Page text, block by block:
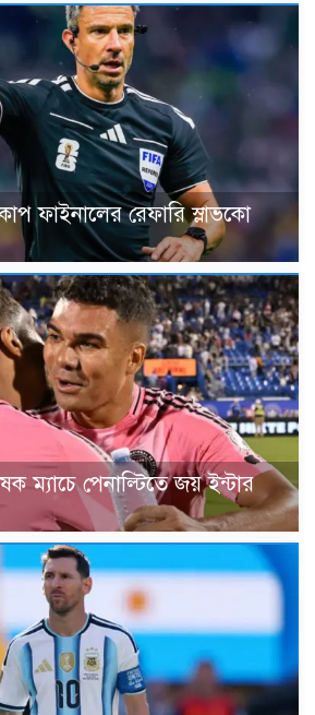
ফাইনালের রেফারি স্লাভকো
ম্যাচে পেনাল্টিতে জয় ইন্টার